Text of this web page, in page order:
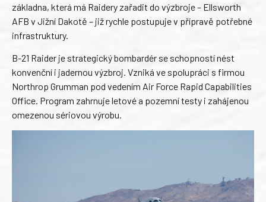
základna, která má Raidery zařadit do výzbroje – Ellsworth
AFB v Jižní Dakotě – již rychle postupuje v přípravě potřebné
infrastruktury.
B-21 Raider je strategický bombardér se schopností nést
konvenční i jadernou výzbroj. Vzniká ve spolupráci s firmou
Northrop Grumman pod vedením Air Force Rapid Capabilities
Office. Program zahrnuje letové a pozemní testy i zahájenou
omezenou sériovou výrobu.